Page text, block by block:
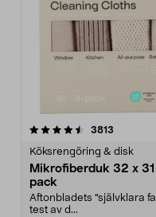
3813
Köksrengöring & disk
Mikrofiberduk 32 x
pack
Aftonbladets "självklara
test av d...
4.0av 5 stjärnor